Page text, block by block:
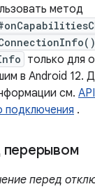
метод
только для
в Android 12.
см.
подключения .
перерывом
перед